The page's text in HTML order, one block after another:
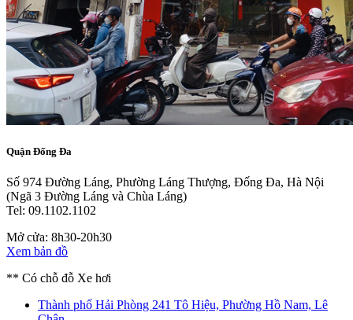
Quận Đống Đa
Số 974 Đường Láng, Phường Láng Thượng, Đống Đa, Hà Nội
(Ngã 3 Đường Láng và Chùa Láng)
Tel: 09.1102.1102
Mở cửa: 8h30-20h30
Xem bản đồ
** Có chỗ đỗ Xe hơi
Thành phố Hải Phòng 241 Tô Hiệu, Phường Hồ Nam, Lê